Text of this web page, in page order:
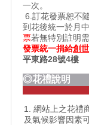
一次。
6.訂花發票恕不
到花後統一於月
票若無特別註明
發票統一捐給創
平東路28號4樓
◎花禮說明
1. 網站上之花禮
及氣候影響因素